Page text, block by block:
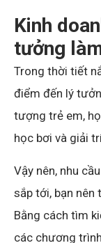
Kinh
tưởng
Trong thời tiết
điểm đến lý
tượng trẻ em,
học bơi và giải
Vậy nên, nhu
sắp tới, bạn nên
Bằng cách tìm
các chương